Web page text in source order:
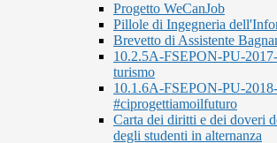
Progetto WeCanJob
Pillole di Ingegneria
Brevetto di Assistente
10.2.5A-FSEPON-PU-
turismo
10.1.6A-FSEPON-PU-
#ciprogettiamoilfuturo
Carta dei diritti e dei doveri
degli studenti in alternanza